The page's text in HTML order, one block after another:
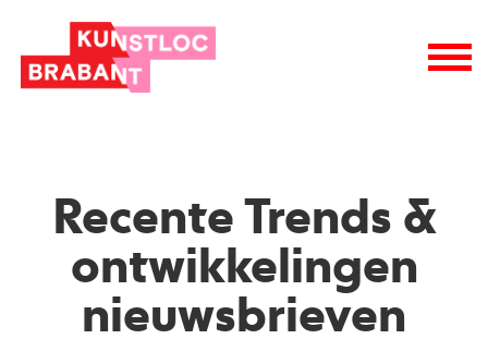
Recente Trends &
ontwikkelingen
nieuwsbrieven